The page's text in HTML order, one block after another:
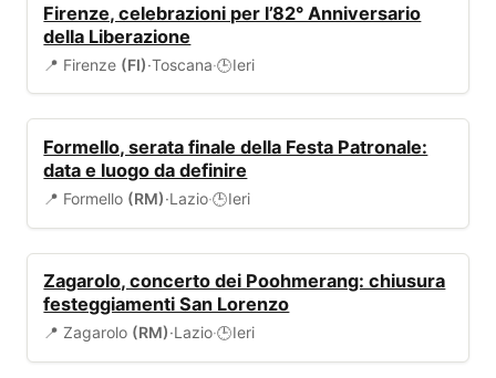
Firenze, celebrazioni per l’82° Anniversario
della Liberazione
📍 Firenze (FI)·Toscana·🕒Ieri
Formello, serata finale della Festa Patronale:
data e luogo da definire
📍 Formello (RM)·Lazio·🕒Ieri
Zagarolo, concerto dei Poohmerang: chiusura
festeggiamenti San Lorenzo
📍 Zagarolo (RM)·Lazio·🕒Ieri